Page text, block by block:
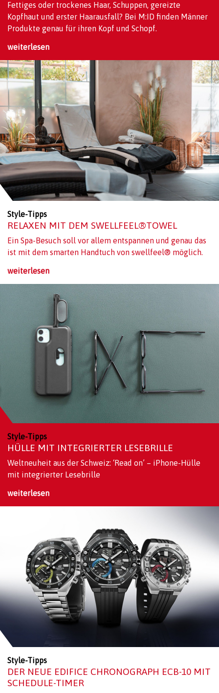
Fettiges oder trockenes Haar, Schuppen, gereizte
Kopfhaut und erster Haarausfall? Bei M:ID finden Männer
Produkte genau für ihren Kopf und Schopf.
weiterlesen
Style-Tipps
RELAXEN MIT DEM SWELLFEEL®TOWEL
Ein Spa-Besuch soll vor allem entspannen und genau das
ist mit dem smarten Handtuch von swellfeel® möglich.
weiterlesen
Style-Tipps
HÜLLE MIT INTEGRIERTER LESEBRILLE
Weltneuheit aus der Schweiz: ‘Read on’ – iPhone-Hülle
mit integrierter Lesebrille
weiterlesen
Style-Tipps
DER NEUE EDIFICE CHRONOGRAPH ECB-10 MIT
SCHEDULE-TIMER